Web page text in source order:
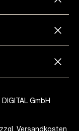
GmbH
Versandkosten